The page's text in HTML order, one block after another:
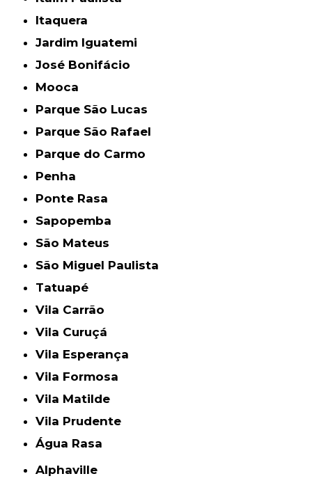
Itaquera
Jardim Iguatemi
José Bonifácio
Mooca
Parque São Lucas
Parque São Rafael
Parque do Carmo
Penha
Ponte Rasa
Sapopemba
São Mateus
São Miguel Paulista
Tatuapé
Vila Carrão
Vila Curuçá
Vila Esperança
Vila Formosa
Vila Matilde
Vila Prudente
Água Rasa
Alphaville